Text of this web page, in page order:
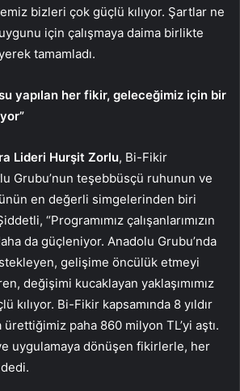
bizleri çok güçlü kılıyor. Şartlar ne
için çalışmaya daima birlikte
tamamladı.
yapılan her fikir, geleceğimiz için bir
Lideri Hurşit Zorlu, Bi-Fikir
Grubu’nun teşebbüsçü ruhunun ve
en değerli simgelerinden biri
“Programımız çalışanlarımızın
da güçleniyor. Anadolu Grubu’nda
gelişime öncülük etmeyi
değişimi kucaklayan yaklaşımımız
kılıyor. Bi-Fikir kapsamında 8 yıldır
ürettiğimiz paha 860 milyon TL’yi aştı.
uygulamaya dönüşen fikirlerle, her